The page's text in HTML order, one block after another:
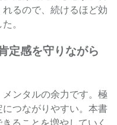
るので、続けるほど効
。
定感を守りながら
ンタルの余力です。極
つながりやすい。本書